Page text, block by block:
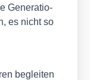
Gene­ra­tio­
es nicht so
beglei­ten